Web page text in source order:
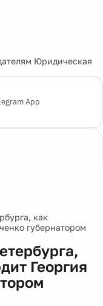
Юридическая
App
как
губернатором
Георгия